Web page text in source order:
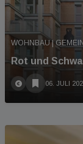
WOHNBAU |
Rot und
06. JULI